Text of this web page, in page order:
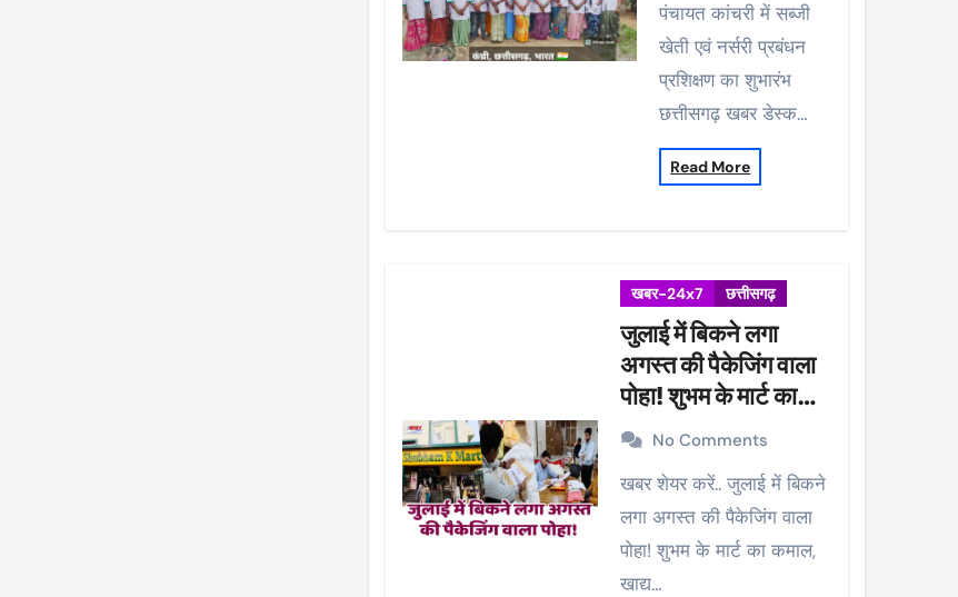
पंचायत कांचरी में सब्जी
खेती एवं नर्सरी प्रबंधन
प्रशिक्षण का शुभारंभ
छत्तीसगढ़ खबर डेस्क…
Read More
खबर-24x7 छत्तीसगढ़
जुलाई में बिकने लगा
अगस्त की पैकेजिंग वाला
पोहा! शुभम के मार्ट का
कमाल, खाद्य विभाग ने की
कार्रवाई, 38 पैकेट सीज
No Comments
खबर शेयर करें.. जुलाई में बिकने
लगा अगस्त की पैकेजिंग वाला
पोहा! शुभम के मार्ट का कमाल,
खाद्य…